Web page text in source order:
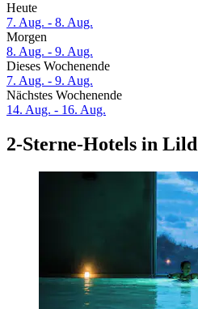
Heute
7. Aug. - 8. Aug.
Morgen
8. Aug. - 9. Aug.
Dieses Wochenende
7. Aug. - 9. Aug.
Nächstes Wochenende
14. Aug. - 16. Aug.
2-Sterne-Hotels in